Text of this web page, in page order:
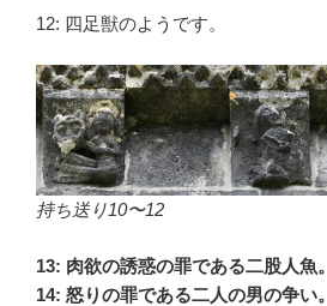
12: 四足獣のようです。
持ち送り10〜12
13: 肉欲の誘惑の罪である二股人魚。
14: 怒りの罪である二人の男の争い。